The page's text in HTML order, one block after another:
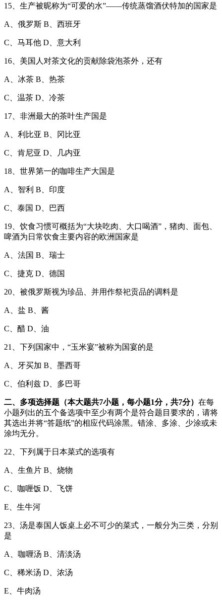
15、生产被昵称为“可爱的水”——传统蒸馏酒伏特加的国家是
A、俄罗斯 B、西班牙
C、马耳他 D、意大利
16、美国人对茶文化的贡献除袋泡茶外，还有
A、冰茶 B、热茶
C、温茶 D、冷茶
17、非洲最大的茶叶生产国是
A、利比亚 B、冈比亚
C、肯尼亚 D、几内亚
18、世界第一的咖啡生产大国是
A、智利 B、印度
C、泰国 D、巴西
19、饮食习惯可概括为“大块吃肉、大口喝酒”，猪肉、面包、
啤酒为日常饮食主要内容的欧洲国家是
A、法国 B、瑞士
C、捷克 D、德国
20、被俄罗斯视为珍品、并用作祭祀贡品的调料是
A、盐 B、酱
C、醋 D、油
21、下列国家中，“玉米宴”被称为国宴的是
A、牙买加 B、墨西哥
C、伯利兹 D、多巴哥
二、多项选择题（本大题共7小题，每小题1分，共7分） 在每
小题列出的五个备选项中至少有两个是符合题目要求的，请将
其选出并将“答题纸”的相应代码涂黑。错涂、多涂、少涂或未
涂均无分。
22、下列属于日本菜式的选项有
A、生鱼片 B、烧物
C、咖喱饭 D、飞饼
E、生牛河
23、汤是泰国人饭桌上必不可少的菜式，一般分为三类，分别
是
A、咖喱汤 B、清淡汤
C、稀米汤 D、浓汤
E、牛肉汤